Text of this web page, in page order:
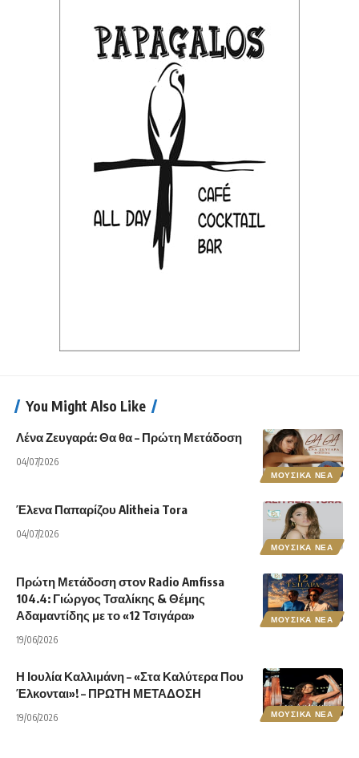
You Might Also Like
ΜΟΥΣΙΚΑ ΝΕΑ
Λένα Ζευγαρά: Θα θα – Πρώτη Μετάδοση
04/07/2026
ΜΟΥΣΙΚΑ ΝΕΑ
Έλενα Παπαρίζου Alitheia Tora
04/07/2026
ΜΟΥΣΙΚΑ ΝΕΑ
Πρώτη Μετάδοση στον Radio Amfissa
104.4: Γιώργος Τσαλίκης & Θέμης
Αδαμαντίδης με το «12 Τσιγάρα»
19/06/2026
ΜΟΥΣΙΚΑ ΝΕΑ
Η Ιουλία Καλλιμάνη – «Στα Καλύτερα Που
Έλκονται»! – ΠΡΩΤΗ ΜΕΤΑΔΟΣΗ
19/06/2026